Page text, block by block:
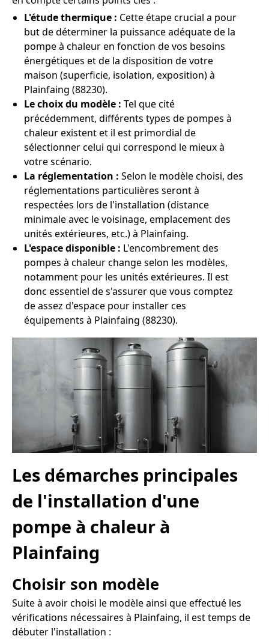
L'étude thermique : Cette étape crucial a pour
but de déterminer la puissance adéquate de la
pompe à chaleur en fonction de vos besoins
énergétiques et de la disposition de votre
maison (superficie, isolation, exposition) à
Plainfaing (88230).
Le choix du modèle : Tel que cité
précédemment, différents types de pompes à
chaleur existent et il est primordial de
sélectionner celui qui correspond le mieux à
votre scénario.
La réglementation : Selon le modèle choisi, des
réglementations particulières seront à
respectées lors de l'installation (distance
minimale avec le voisinage, emplacement des
unités extérieures, etc.) à Plainfaing.
L'espace disponible : L'encombrement des
pompes à chaleur change selon les modèles,
notamment pour les unités extérieures. Il est
donc essentiel de s'assurer que vous comptez
de assez d'espace pour installer ces
équipements à Plainfaing (88230).
Les démarches principales
de l'installation d'une
pompe à chaleur à
Plainfaing
Choisir son modèle
Suite à avoir choisi le modèle ainsi que effectué les
vérifications nécessaires à Plainfaing, il est temps de
débuter l'installation :